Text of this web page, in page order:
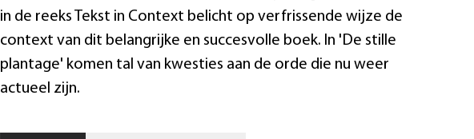
in de reeks Tekst in Context belicht op verfrissende wijze de
context van dit belangrijke en succesvolle boek. In 'De stille
plantage' komen tal van kwesties aan de orde die nu weer
actueel zijn.